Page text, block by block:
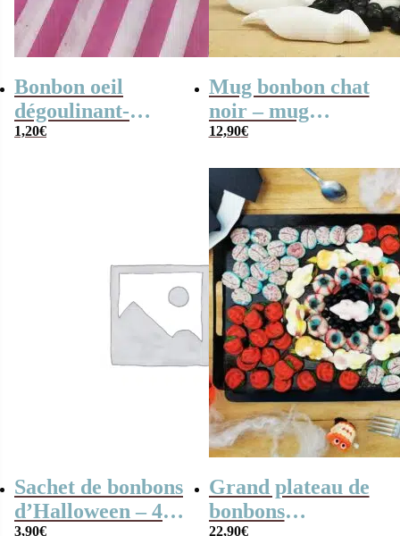
Bonbon oeil
dégoulinant-
Bonbons
1,20€
Mug bonbon chat
noir – mug
Halloween rempli
100gr de dragibus
noir
12,90€
Sachet de bonbons
d’Halloween – 40
3,90€
Grand plateau de
bonbons
22,90€